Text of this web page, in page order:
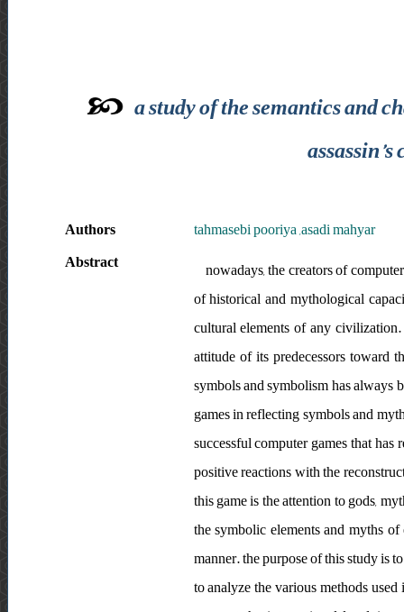
a study of the semantics and
Authors
tahmasebi pooriya ,asadi mahyar
Abstract
nowadays, the creators of
of historical and mythological
cultural elements of any
attitude of its predecessors toward
symbols and symbolism has always
games in reflecting symbols and
successful computer games that
positive reactions with the
this game is the attention to gods,
the symbolic elements and myths
manner. the purpose of this study is
to analyze the various methods